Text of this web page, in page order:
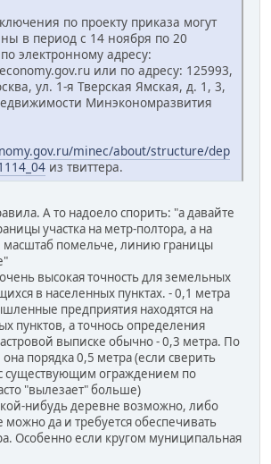
по проекту приказа могут
в период с 14 ноября по 20
электронному адресу:
или по адресу: 125993,
ул. 1-я Тверская Ямская, д. 1, 3,
Минэкономразвития
minec/about/structure/dep
из твиттера.
А то надоело спорить: "а давайте
участка на метр-полтора, а на
масштаб помельче, линию границы
высокая точность для земельных
в населенных пунктах. - 0,1 метра
предприятия находятся на
пунктов, а точнось определения
выписке обычно - 0,3 метра. По
порядка 0,5 метра (если сверить
существующим ограждением по
"вылезает" больше)
нибудь деревне возможно, либо
можно да и требуется обеспечивать
Особенно если кругом муниципальная